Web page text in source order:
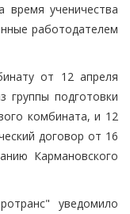
время ученичества
работодателем
от 12 апреля
группы подготовки
комбината, и 12
договор от 16
Кармановского
уведомило